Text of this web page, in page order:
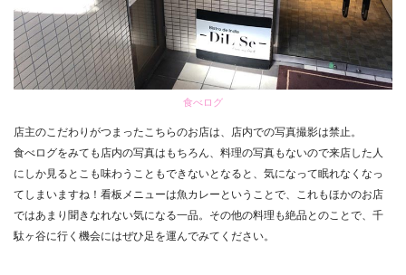
食べログ
店主のこだわりがつまったこちらのお店は、店内での写真撮影は禁止。
食べログをみても店内の写真はもちろん、料理の写真もないので来店した人
にしか見るとこも味わうこともできないとなると、気になって眠れなくなっ
てしまいますね！看板メニューは魚カレーということで、これもほかのお店
ではあまり聞きなれない気になる一品。その他の料理も絶品とのことで、千
駄ヶ谷に行く機会にはぜひ足を運んでみてください。